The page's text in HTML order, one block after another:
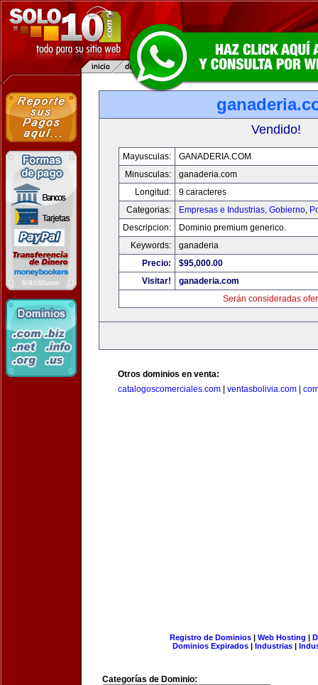
Vendido!
Mayusculas:
GANADERIA.COM
Minusculas:
ganaderia.com
Longitud:
9 caracteres
Categorias:
Empresas e Industrias, Gobierno,
Descripcion:
Dominio premium generico.
Keywords:
ganaderia
Precio:
$95,000.00
Visitar!
ganaderia.com
Serán consideradas
Otros dominios en venta:
catalogoscomerciales.com
ventasbolivia.com
Registro de Dominios| Web Hosting |
Dominios Expirados | Industrias |
Categorías de Dominio: